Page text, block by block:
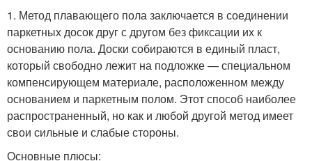
1. Метод плавающего пола заключается в соединении
паркетных досок друг с другом без фиксации их к
основанию пола. Доски собираются в единый пласт,
который свободно лежит на подложке — специальном
компенсирующем материале, расположенном между
основанием и паркетным полом. Этот способ наиболее
распространенный, но как и любой другой метод имеет
свои сильные и слабые стороны.
Основные плюсы: